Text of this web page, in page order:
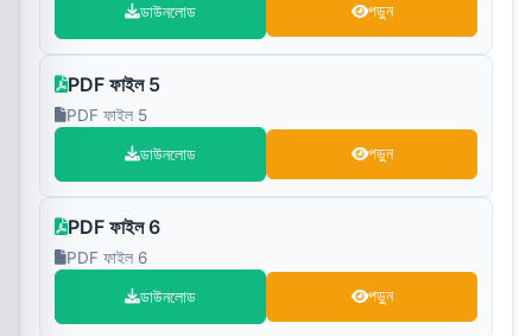
ডাউনলোড পড়ুন
PDF ফাইল 5
PDF ফাইল 5
ডাউনলোড পড়ুন
PDF ফাইল 6
PDF ফাইল 6
ডাউনলোড পড়ুন